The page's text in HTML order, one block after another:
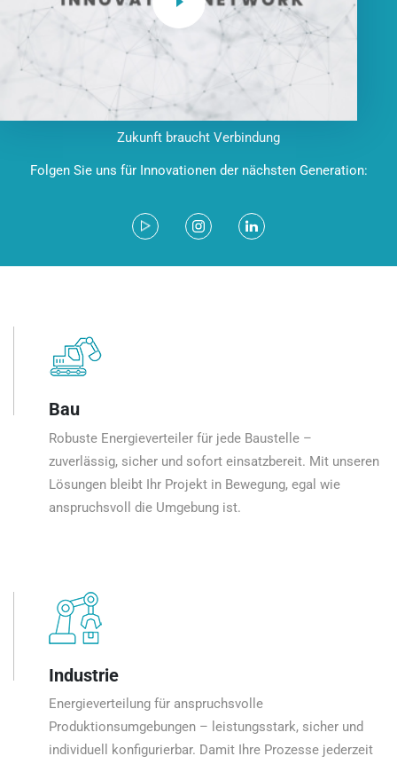
Zukunft braucht Verbindung
Folgen Sie uns für Innovationen der nächsten Generation:
Bau
Robuste Energieverteiler für jede Baustelle –
zuverlässig, sicher und sofort einsatzbereit. Mit unseren
Lösungen bleibt Ihr Projekt in Bewegung, egal wie
anspruchsvoll die Umgebung ist.
Industrie
Energieverteilung für anspruchsvolle
Produktionsumgebungen – leistungsstark, sicher und
individuell konfigurierbar. Damit Ihre Prozesse jederzeit